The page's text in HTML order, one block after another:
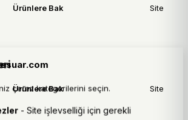
Ürünlere Bak Site
Ürünlere Bak Site
çerez kategorilerini seçin.
- Site işlevselliği için gerekli